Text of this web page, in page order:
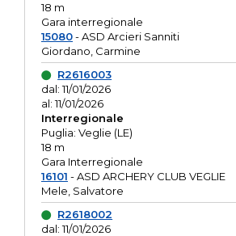
18 m
Gara interregionale
15080- ASD Arcieri Sanniti
Giordano, Carmine
R2616003
dal: 11/01/2026
al: 11/01/2026
Interregionale
Puglia: Veglie (LE)
18 m
Gara Interregionale
16101 - ASD ARCHERY CLUB VEGLIE
Mele, Salvatore
R2618002
dal: 11/01/2026